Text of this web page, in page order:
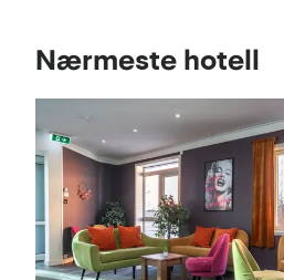
Se
kart
Nærmeste hotell